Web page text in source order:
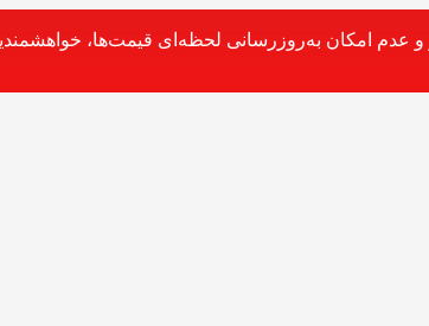
و عدم امکان به‌روزرسانی لحظه‌ای قیمت‌ها،